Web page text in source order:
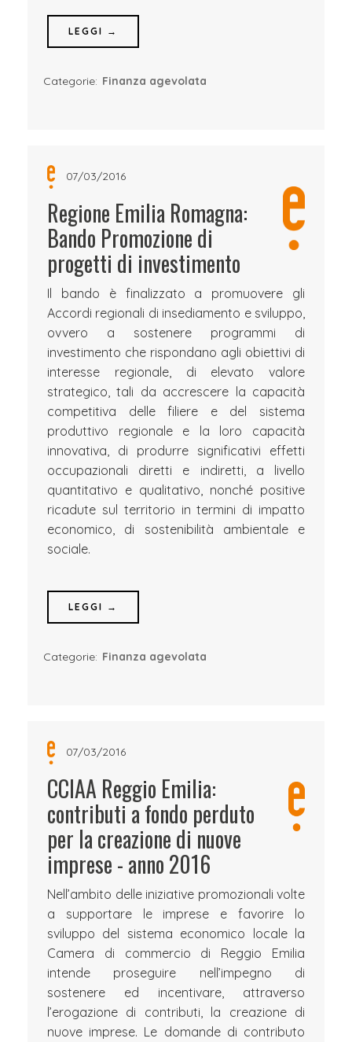
LEGGI →
Categorie: Finanza agevolata
07/03/2016
Regione Emilia Romagna:
Bando Promozione di
progetti di investimento
Il bando è finalizzato a promuovere gli
Accordi regionali di insediamento e sviluppo,
ovvero a sostenere programmi di
investimento che rispondano agli obiettivi di
interesse regionale, di elevato valore
strategico, tali da accrescere la capacità
competitiva delle filiere e del sistema
produttivo regionale e la loro capacità
innovativa, di produrre significativi effetti
occupazionali diretti e indiretti, a livello
quantitativo e qualitativo, nonché positive
ricadute sul territorio in termini di impatto
economico, di sostenibilità ambientale e
sociale.
LEGGI →
Categorie: Finanza agevolata
07/03/2016
CCIAA Reggio Emilia:
contributi a fondo perduto
per la creazione di nuove
imprese - anno 2016
Nell’ambito delle iniziative promozionali volte
a supportare le imprese e favorire lo
sviluppo del sistema economico locale la
Camera di commercio di Reggio Emilia
intende proseguire nell’impegno di
sostenere ed incentivare, attraverso
l’erogazione di contributi, la creazione di
nuove imprese. Le domande di contributo